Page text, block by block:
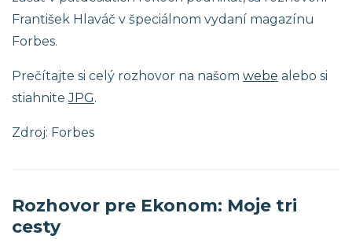
František Hlaváč v špeciálnom vydaní magazínu
Forbes.
Prečítajte si celý rozhovor na našom webe alebo si
stiahniteJPG.
Zdroj: Forbes
Rozhovor pre Ekonom: Moje tri
cesty